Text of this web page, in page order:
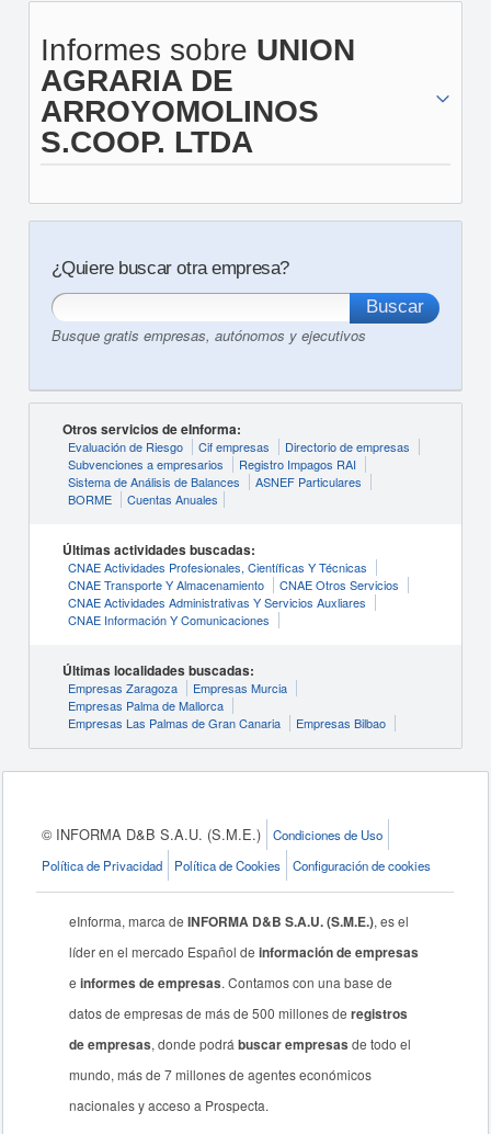
Informes sobre UNION
AGRARIA DE
ARROYOMOLINOS
S.COOP. LTDA
¿Quiere buscar otra empresa?
Busque gratis empresas, autónomos y ejecutivos
Otros servicios de eInforma:
Evaluación de Riesgo Cif empresas
Directorio de empresas
Subvenciones a empresarios
Registro Impagos RAI
Sistema de Análisis de Balances
ASNEF Particulares
BORME
Cuentas Anuales
Últimas actividades buscadas:
CNAE Actividades Profesionales, Científicas Y Técnicas
CNAE Transporte Y Almacenamiento
CNAE Otros Servicios
CNAE Actividades Administrativas Y Servicios Auxliares
CNAE Información Y Comunicaciones
Últimas localidades buscadas:
Empresas Zaragoza
Empresas Murcia
Empresas Palma de Mallorca
Empresas Las Palmas de Gran Canaria
Empresas Bilbao
© INFORMA D&B S.A.U. (S.M.E.)
Condiciones de Uso
Política de Privacidad
Política de Cookies Configuración de cookies
eInforma, marca deINFORMA D&B S.A.U. (S.M.E.), es el
líder en el mercado Español deinformación de empresas
einformes de empresas. Contamos con una base de
datos de empresas de más de 500 millones deregistros
de empresas, donde podrábuscar empresas de todo el
mundo, más de 7 millones de agentes económicos
nacionales y acceso a Prospecta.